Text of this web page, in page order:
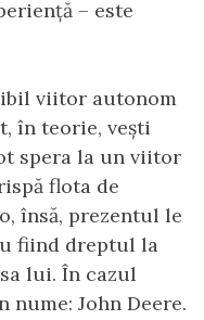
– este
viitor autonom
în teorie, vești
spera la un viitor
flota de
însă, prezentul le
fiind dreptul la
lui. În cazul
John Deere.